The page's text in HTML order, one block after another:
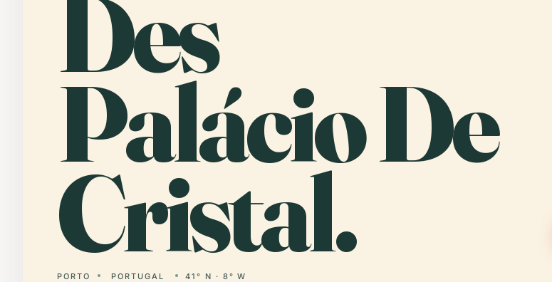
Des
Palácio De
Cristal.
PORTO PORTUGAL 41° N · 8° W